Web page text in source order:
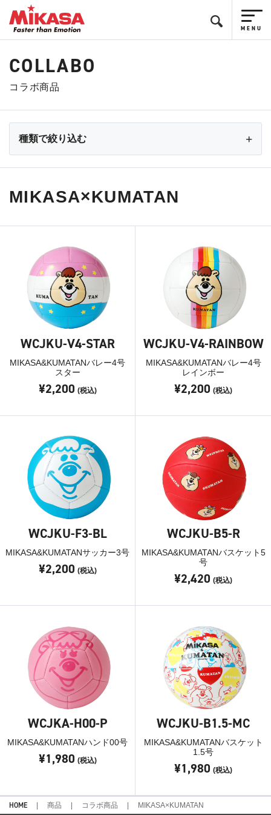
COLLABO
コラボ商品
MIKASA×KUMATAN
WCJKU-V4-STAR
MIKASA&KUMATANバレー4号
スター
¥2,200 (税込)
WCJKU-V4-RAINBOW
MIKASA&KUMATANバレー4号
レインボー
¥2,200 (税込)
WCJKU-F3-BL
MIKASA&KUMATANサッカー3号
¥2,200 (税込)
WCJKU-B5-R
MIKASA&KUMATANバスケット5
号
¥2,420 (税込)
WCJKA-H00-P
MIKASA&KUMATANハンド00号
¥1,980 (税込)
WCJKU-B1.5-MC
MIKASA&KUMATANバスケット
1.5号
¥1,980 (税込)
種類で絞り込む
HOME 商品 コラボ商品 MIKASA×KUMATAN